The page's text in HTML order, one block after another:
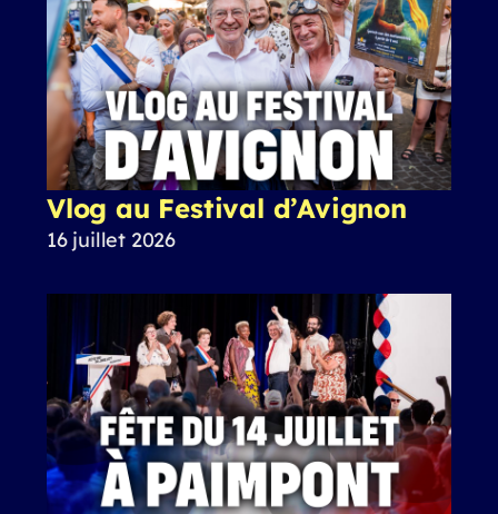
Vlog au Festival d’Avignon
16 juillet 2026